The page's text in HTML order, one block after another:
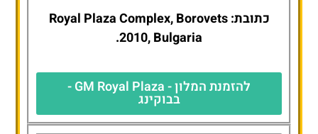
כתובת: Royal Plaza Complex, Borovets
2010, Bulgaria.
להזמנת המלון - GM Royal Plaza -
בבוקינג